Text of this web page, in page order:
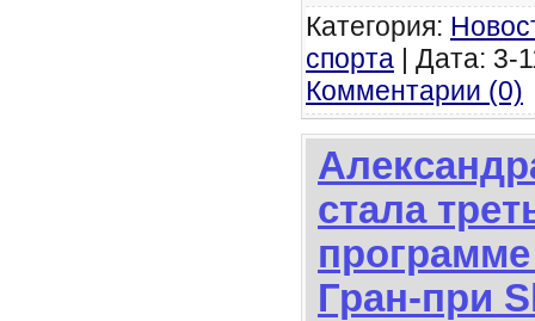
Категория:
спорта | Дата: 3-
Комментарии (0)
стала
Гран-при